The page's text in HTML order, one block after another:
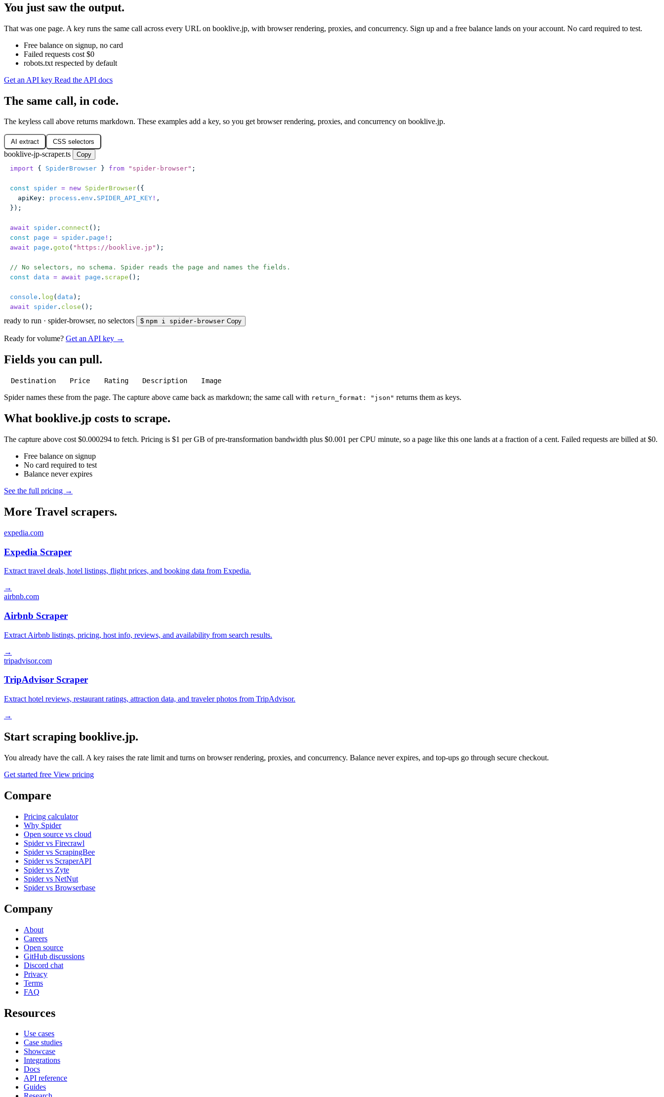
You just saw the output.
That was one page. A key runs the same call across every URL on booklive.jp, with browser rendering, proxies, and concurrency. Sign up and a free balance lands on your account. No card required to test.
Free balance on signup, no card
Failed requests cost $0
robots.txt respected by default
Get an API key Read the API docs
The same call, in code.
The keyless call above returns markdown. These examples add a key, so you get browser rendering, proxies, and concurrency on booklive.jp.
AI extract CSS selectors
booklive-jp-scraper.ts
Copy
import { SpiderBrowser } from " spider-browser" ;
const spider = new SpiderBrowser({
  apiKey
: process . env . SPIDER_API_KEY ! ,
});
await spider . connect ();
const page = spider . page ! ;
await page . goto ( " https://booklive.jp " );
// No selectors, no schema. Spider reads the page and names the fields.
const data = await page . scrape ();
console . log ( data );
await spider . close ();
ready to run · spider-browser, no selectors $ npm i spider-browser Copy
Ready for volume? Get an API key →
Fields you can pull.
Destination Price Rating Description Image
Spider names these from the page. The capture above came back as markdown; the same call with return_format: "json" returns them as keys.
What booklive.jp costs to scrape.
The capture above cost $0.000294 to fetch. Pricing is $1 per GB of pre-transformation bandwidth plus $0.001 per CPU minute, so a page like this one lands at a fraction of a cent. Failed requests are billed at $0.
Free balance on signup
No card required to test
Balance never expires
See the full pricing →
More Travel scrapers.
expedia.com
Expedia Scraper
Extract travel deals, hotel listings, flight prices, and booking data from Expedia.
→
airbnb.com
Airbnb Scraper
Extract Airbnb listings, pricing, host info, reviews, and availability from search results.
→
tripadvisor.com
TripAdvisor Scraper
Extract hotel reviews, restaurant ratings, attraction data, and traveler photos from TripAdvisor.
→
Start scraping booklive.jp.
You already have the call. A key raises the rate limit and turns on browser rendering, proxies, and concurrency. Balance never expires, and top-ups go through secure checkout.
Get started free View pricing
Compare
Pricing calculator
Why Spider
Open source vs cloud
Spider vs Firecrawl
Spider vs ScrapingBee
Spider vs ScraperAPI
Spider vs Zyte
Spider vs NetNut
Spider vs Browserbase
Company
About
Careers
Open source
GitHub discussions
Discord chat
Privacy
Terms
FAQ
Resources
Use cases
Case studies
Showcase
Integrations
Docs
API reference
Guides